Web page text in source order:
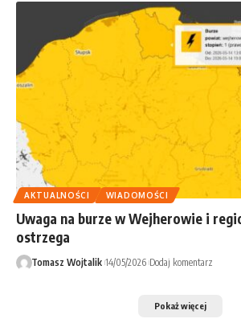
AKTUALNOŚCI
WIADOMOŚCI
Uwaga na burze w Wejherowie i
ostrzega
Tomasz Wojtalik 14/05/2026 Dodaj komentarz
Pokaż więcej